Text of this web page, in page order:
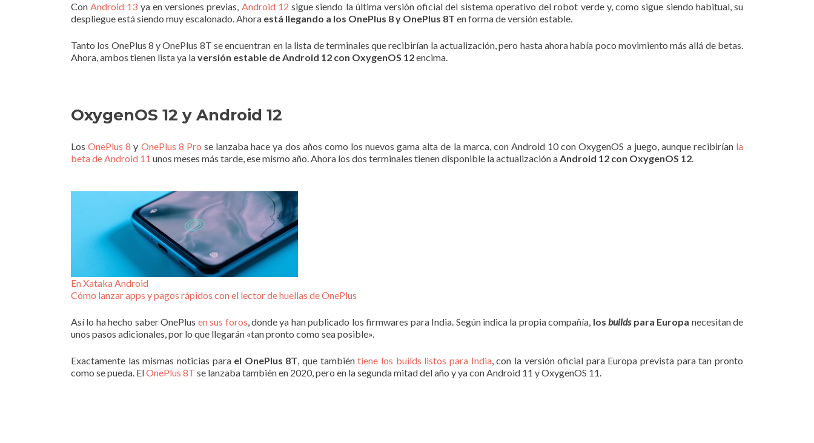
ConAndroid 13 ya en versiones previas, Android 12 sigue siendo la última versión oficial del sistema operativo del robot verde y, como sigue siendo habitual, su
despliegue está siendo muy escalonado. Ahora está llegando a los OnePlus 8 y OnePlus 8T en forma de versión estable.
Tanto los OnePlus 8 y OnePlus 8T se encuentran en la lista de terminales que recibirían la actualización, pero hasta ahora había poco movimiento más allá de betas.
Ahora, ambos tienen lista ya laversión estable de Android 12 con OxygenOS 12encima.
OxygenOS 12 y Android 12
LosOnePlus 8 y OnePlus 8 Pro se lanzaba hace ya dos años como los nuevos gama alta de la marca, con Android 10 con OxygenOS a juego, aunque recibirían la
beta de Android 11 unos meses más tarde, ese mismo año. Ahora los dos terminales tienen disponible la actualización aAndroid 12 con OxygenOS 12.
En Xataka Android
Cómo lanzar apps y pagos rápidos con el lector de huellas de OnePlus
Así lo ha hecho saber OnePlus en sus foros, donde ya han publicado los firmwares para India. Según indica la propia compañía, losbuildspara Europa necesitan de
unos pasos adicionales, por lo que llegarán «tan pronto como sea posible».
Exactamente las mismas noticias para el OnePlus 8T, que tambiéntiene los builds listos para India, con la versión oficial para Europa prevista para tan pronto
como se pueda. ElOnePlus 8T se lanzaba también en 2020, pero en la segunda mitad del año y ya con Android 11 y OxygenOS 11.